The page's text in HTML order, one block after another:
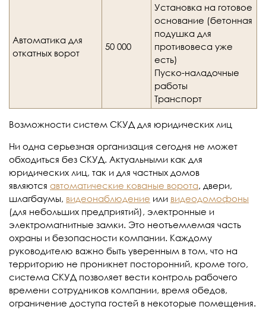
Автоматика для
откатных ворот
50 000
Установка на готовое
основание (бетонная
подушка для
противовеса уже
есть)
Пуско-наладочные
работы
Транспорт
Возможности систем СКУД для юридических лиц
Ни одна серьезная организация сегодня не может
обходиться без СКУД. Актуальными как для
юридических лиц, так и для частных домов
являются автоматические кованые ворота, двери,
шлагбаумы, видеонаблюдение или видеодомофоны
(для небольших предприятий), электронные и
электромагнитные замки. Это неотъемлемая часть
охраны и безопасности компании. Каждому
руководителю важно быть уверенным в том, что на
территорию не проникнет посторонний, кроме того,
система СКУД позволяет вести контроль рабочего
времени сотрудников компании, время обедов,
ограничение доступа гостей в некоторые помещения.